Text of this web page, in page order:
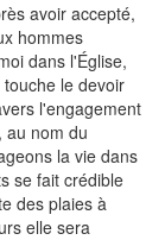
avoir accepté,
hommes
dans l'Église,
le devoir
l'engagement
au nom du
la vie dans
se fait crédible
des plaies à
elle sera